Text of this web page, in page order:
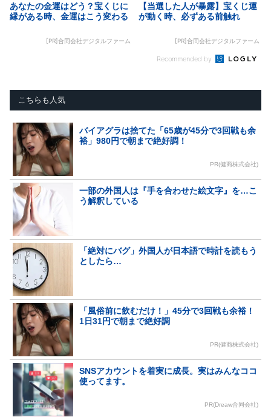
あなたの金運はどう？宝くじに
縁がある時、金運はこう変わる
[PR]合同会社デジタルファーム
【当選した人が暴露】宝くじ運
が動く時、必ずある前触れ
[PR]合同会社デジタルファーム
Recommended by
こちらも人気
バイアグラは捨てた「65歳が45分で3回戦も余
裕」980円で朝まで絶好調！
PR(健商株式会社)
一部の外国人は『手を合わせた絵文字』を…こ
う解釈している
「絶対にバグ」外国人が日本語で時計を読もう
としたら…
「風俗前に飲むだけ！」45分で3回戦も余裕！
1日31円で朝まで絶好調
PR(健商株式会社)
SNSアカウントを着実に成長。実はみんなココ
使ってます。
PR(Dreaw合同会社)